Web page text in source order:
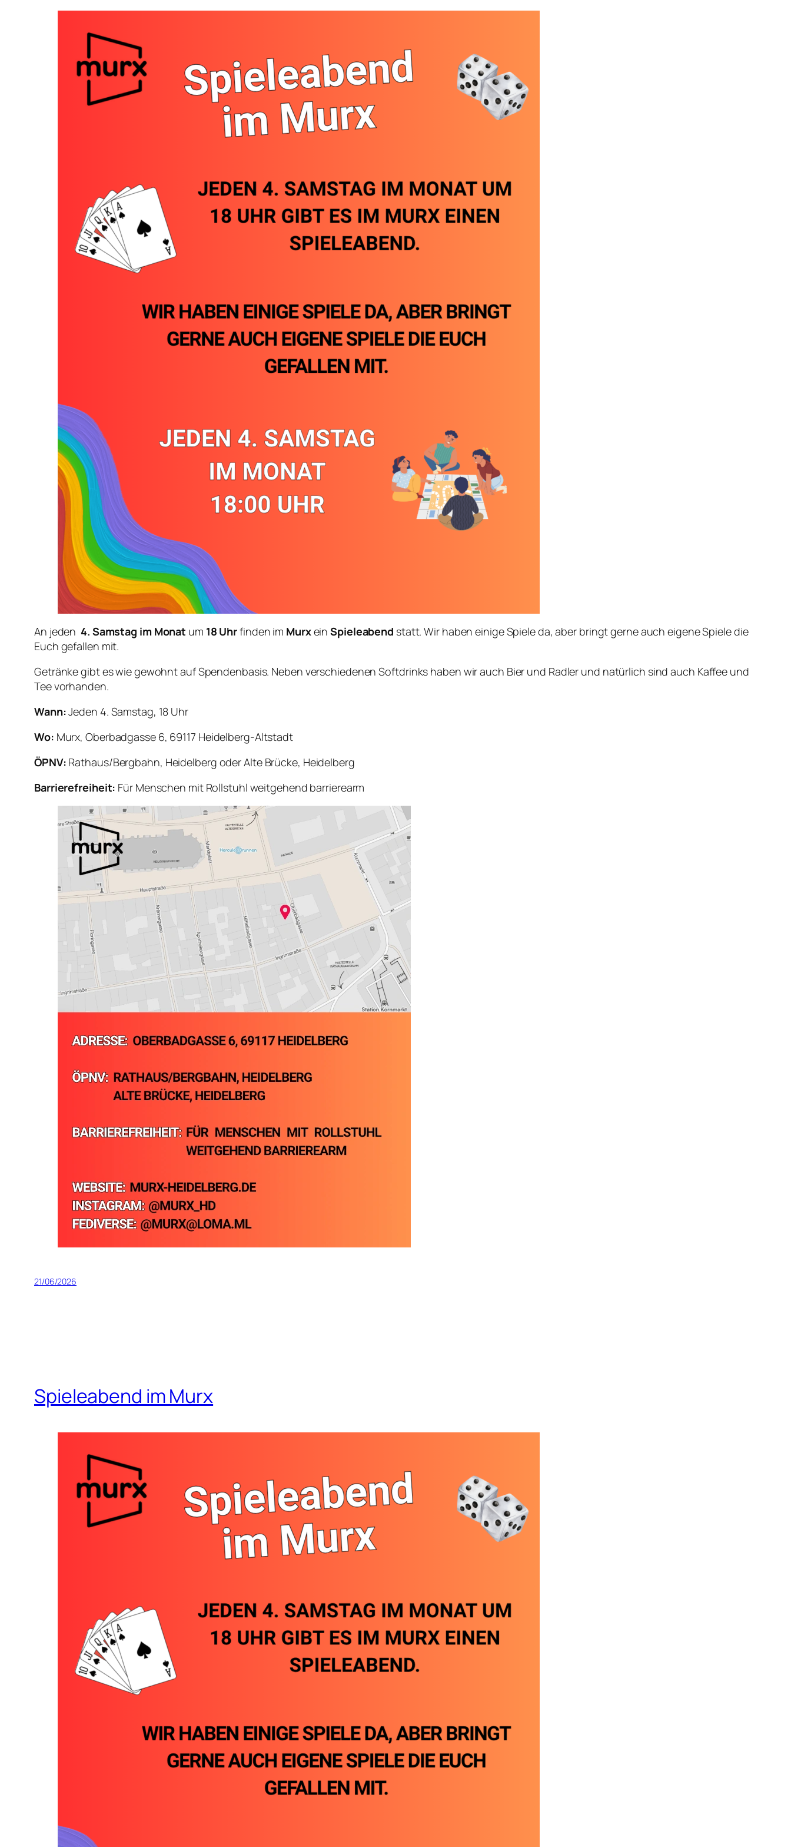
An jeden 4. Samstag im Monat um 18 Uhrfinden im MurxeinSpieleabend statt. Wir haben einige Spiele da, aber bringt gerne auch eigene Spiele die
Euch gefallen mit.
Getränke gibt es wie gewohnt auf Spendenbasis. Neben verschiedenen Softdrinks haben wir auch Bier und Radler und natürlich sind auch Kaffee und
Tee vorhanden.
Wann:Jeden 4. Samstag, 18 Uhr
Wo: Murx, Oberbadgasse 6, 69117 Heidelberg-Altstadt
ÖPNV: Rathaus/Bergbahn, Heidelberg oder Alte Brücke, Heidelberg
Barrierefreiheit: Für Menschen mit Rollstuhl weitgehend barrierearm
21/06/2026
Spieleabend im Murx